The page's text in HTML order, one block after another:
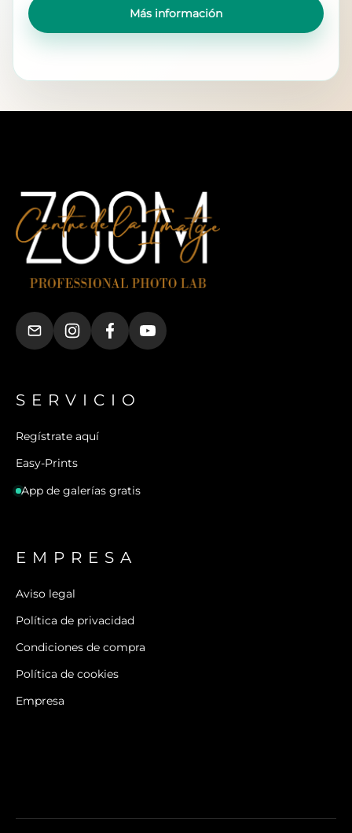
Más información
SERVICIO
Regístrate aquí
Easy-Prints
App de galerías gratis
EMPRESA
Aviso legal
Política de privacidad
Condiciones de compra
Política de cookies
Empresa